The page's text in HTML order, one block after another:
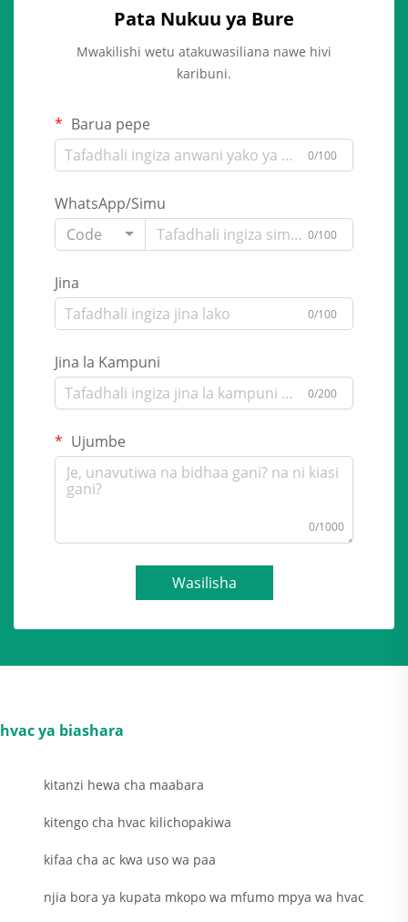
Pata Nukuu ya Bure
Mwakilishi wetu atakuwasiliana nawe hivi
karibuni.
Barua pepe
0/100
WhatsApp/Simu
Code
0/100
Jina
0/100
Jina la Kampuni
0/200
Ujumbe
0/1000
Wasilisha
hvac ya biashara
kitanzi hewa cha maabara
kitengo cha hvac kilichopakiwa
kifaa cha ac kwa uso wa paa
njia bora ya kupata mkopo wa mfumo mpya wa hvac